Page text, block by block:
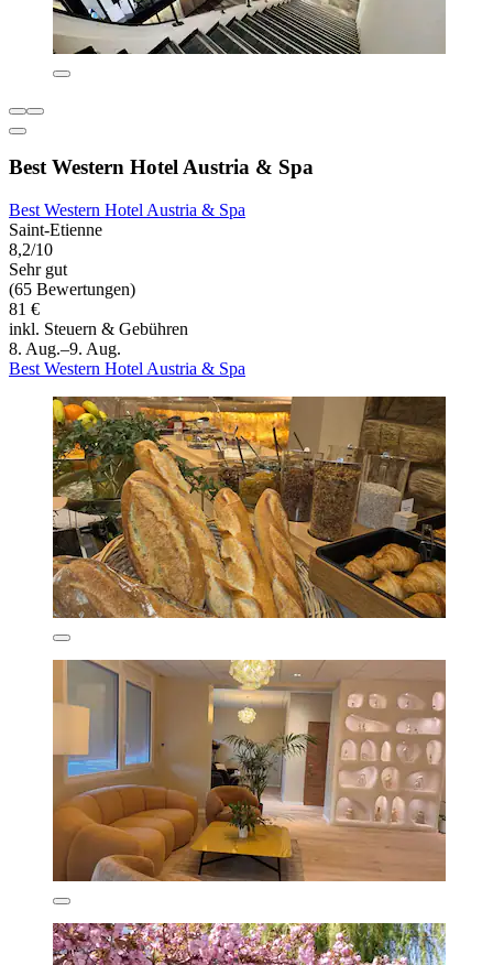
Best Western Hotel Austria & Spa
Best Western Hotel Austria & Spa
Saint-Etienne
8,2/10
Sehr gut
(65 Bewertungen)
81 €
inkl. Steuern & Gebühren
8. Aug.–9. Aug.
Best Western Hotel Austria & Spa